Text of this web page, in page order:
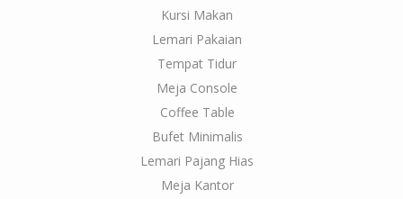
Kursi Makan
Lemari Pakaian
Tempat Tidur
Meja Console
Coffee Table
Bufet Minimalis
Lemari Pajang Hias
Meja Kantor